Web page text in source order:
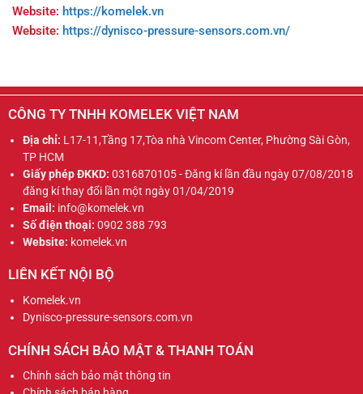
Website: https://komelek.vn
Website: https://dynisco-pressure-sensors.com.vn/
CÔNG TY TNHH KOMELEK VIỆT NAM
Địa chỉ: L17-11,Tầng 17,Tòa nhà Vincom Center, Phường Sài Gòn,
TP HCM
Giấy phép ĐKKD: 0316870105 - Đăng kí lần đầu ngày 07/08/2018
đăng kí thay đổi lần một ngày 01/04/2019
Email: info@komelek.vn
Số điện thoại: 0902 388 793
Website: komelek.vn
LIÊN KẾT NỘI BỘ
Komelek.vn
Dynisco-pressure-sensors.com.vn
CHÍNH SÁCH BẢO MẬT & THANH TOÁN
Chính sách bảo mật thông tin